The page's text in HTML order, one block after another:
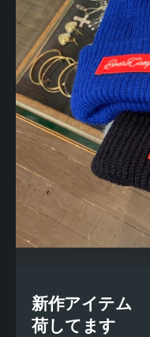
新作アイテム
荷してます